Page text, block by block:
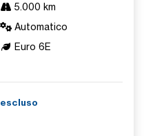
5.000 km
Automatico
Euro 6E